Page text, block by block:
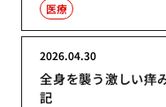
医療
全身を襲う激しい痒
記
2026.04.30